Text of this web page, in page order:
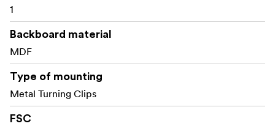
hjælper med at beskytte vores skove.
1
Backboard material
MDF
Type of mounting
Metal Turning Clips
FSC